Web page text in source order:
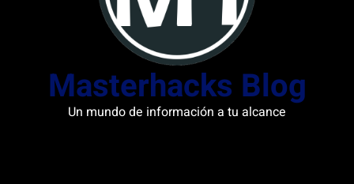
Masterhacks Blog
Un mundo de información a tu alcance